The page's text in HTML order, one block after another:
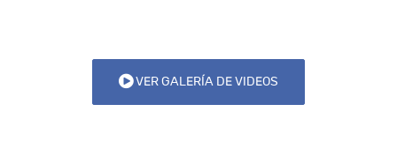
VER GALERÍA DE VIDEOS